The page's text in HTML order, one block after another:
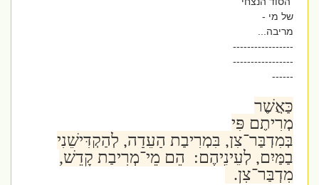
של מי -
מריבה...
-----------------
-----------------
------
כַּאֲשֶׁר
מְרִיתֶם פִּי
בְּמִדְבַּר־צִן, בִּמְרִיבַת הָעֵדָה, לְהַקְדִּישֵׁנִי
בַמַּיִם, לְעֵינֵיהֶם: הֵם מֵי־מְרִיבַת קָדֵשׁ,
מִדְבַּר־צִן.